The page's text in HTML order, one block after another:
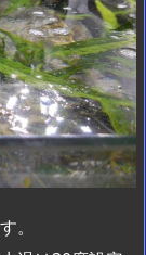
。